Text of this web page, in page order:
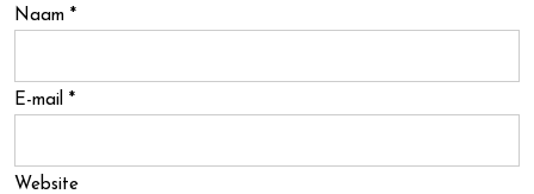
Naam *
E-mail *
Website